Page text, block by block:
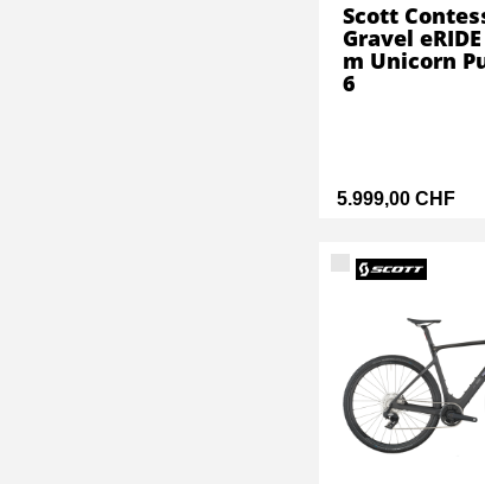
5.999,00 CHF
Scott
Gravel
m Unicorn
6